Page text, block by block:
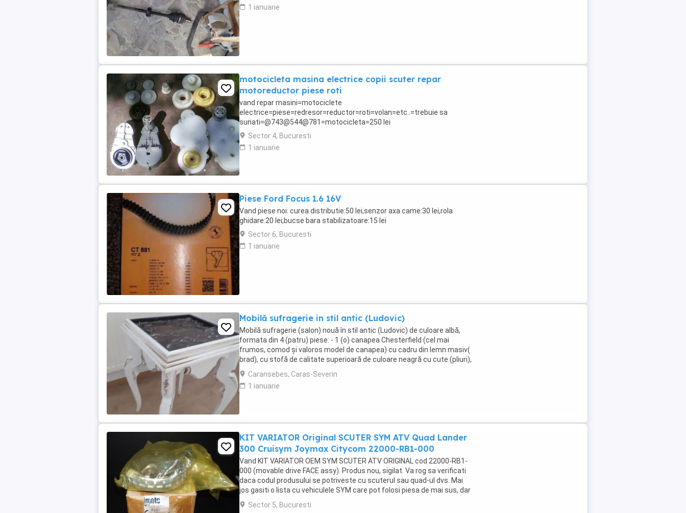
1 ianuarie
motocicleta masina electrice copii scuter repar
motoreductor piese roti
vand repar masini=motociclete
electrice=piese=redresor=reductor=roti=volan=etc..=trebuie sa
sunati=@743@544@781=motocicleta=250 lei
Sector 4, Bucuresti
1 ianuarie
Piese Ford Focus 1.6 16V
Vand piese noi: curea distributie:50 lei,senzor axa came:30 lei,rola
ghidare:20 lei,bucse bara stabilizatoare:15 lei
Sector 6, Bucuresti
1 ianuarie
Mobilă sufragerie in stil antic (Ludovic)
Mobilă sufragerie (salon) nouă în stil antic (Ludovic) de culoare albă,
formata din 4 (patru) piese: - 1 (o) canapea Chesterfield (cel mai
frumos, comod și valoros model de canapea) cu cadru din lemn masiv(
brad), cu stofă de calitate superioară de culoare neagră cu cute (pliuri),
nasturi, burete ferm, ...
Caransebes, Caras-Severin
1 ianuarie
KIT VARIATOR Original SCUTER SYM ATV Quad Lander
300 Cruisym Joymax Citycom 22000-RB1-000
Vand KIT VARIATOR OEM SYM SCUTER ATV ORIGINAL cod 22000-RB1-
000 (movable drive FACE assy). Produs nou, sigilat. Va rog sa verificati
daca codul produsului se potriveste cu scuterul sau quad-ul dvs. Mai
jos gasiti o lista cu vehiculele SYM care pot folosi piesa de mai sus, dar
cel mai bine este ca ...
Sector 5, Bucuresti